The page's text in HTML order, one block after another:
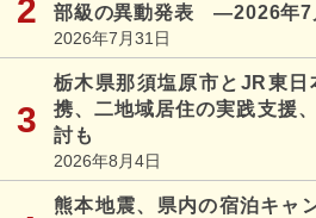
部級の異動発表 ―2026年7
2026年7月31日
栃木県那須塩原市とJR東日
携、二地域居住の実践支援
討も
2026年8月4日
熊本地震、県内の宿泊キャ